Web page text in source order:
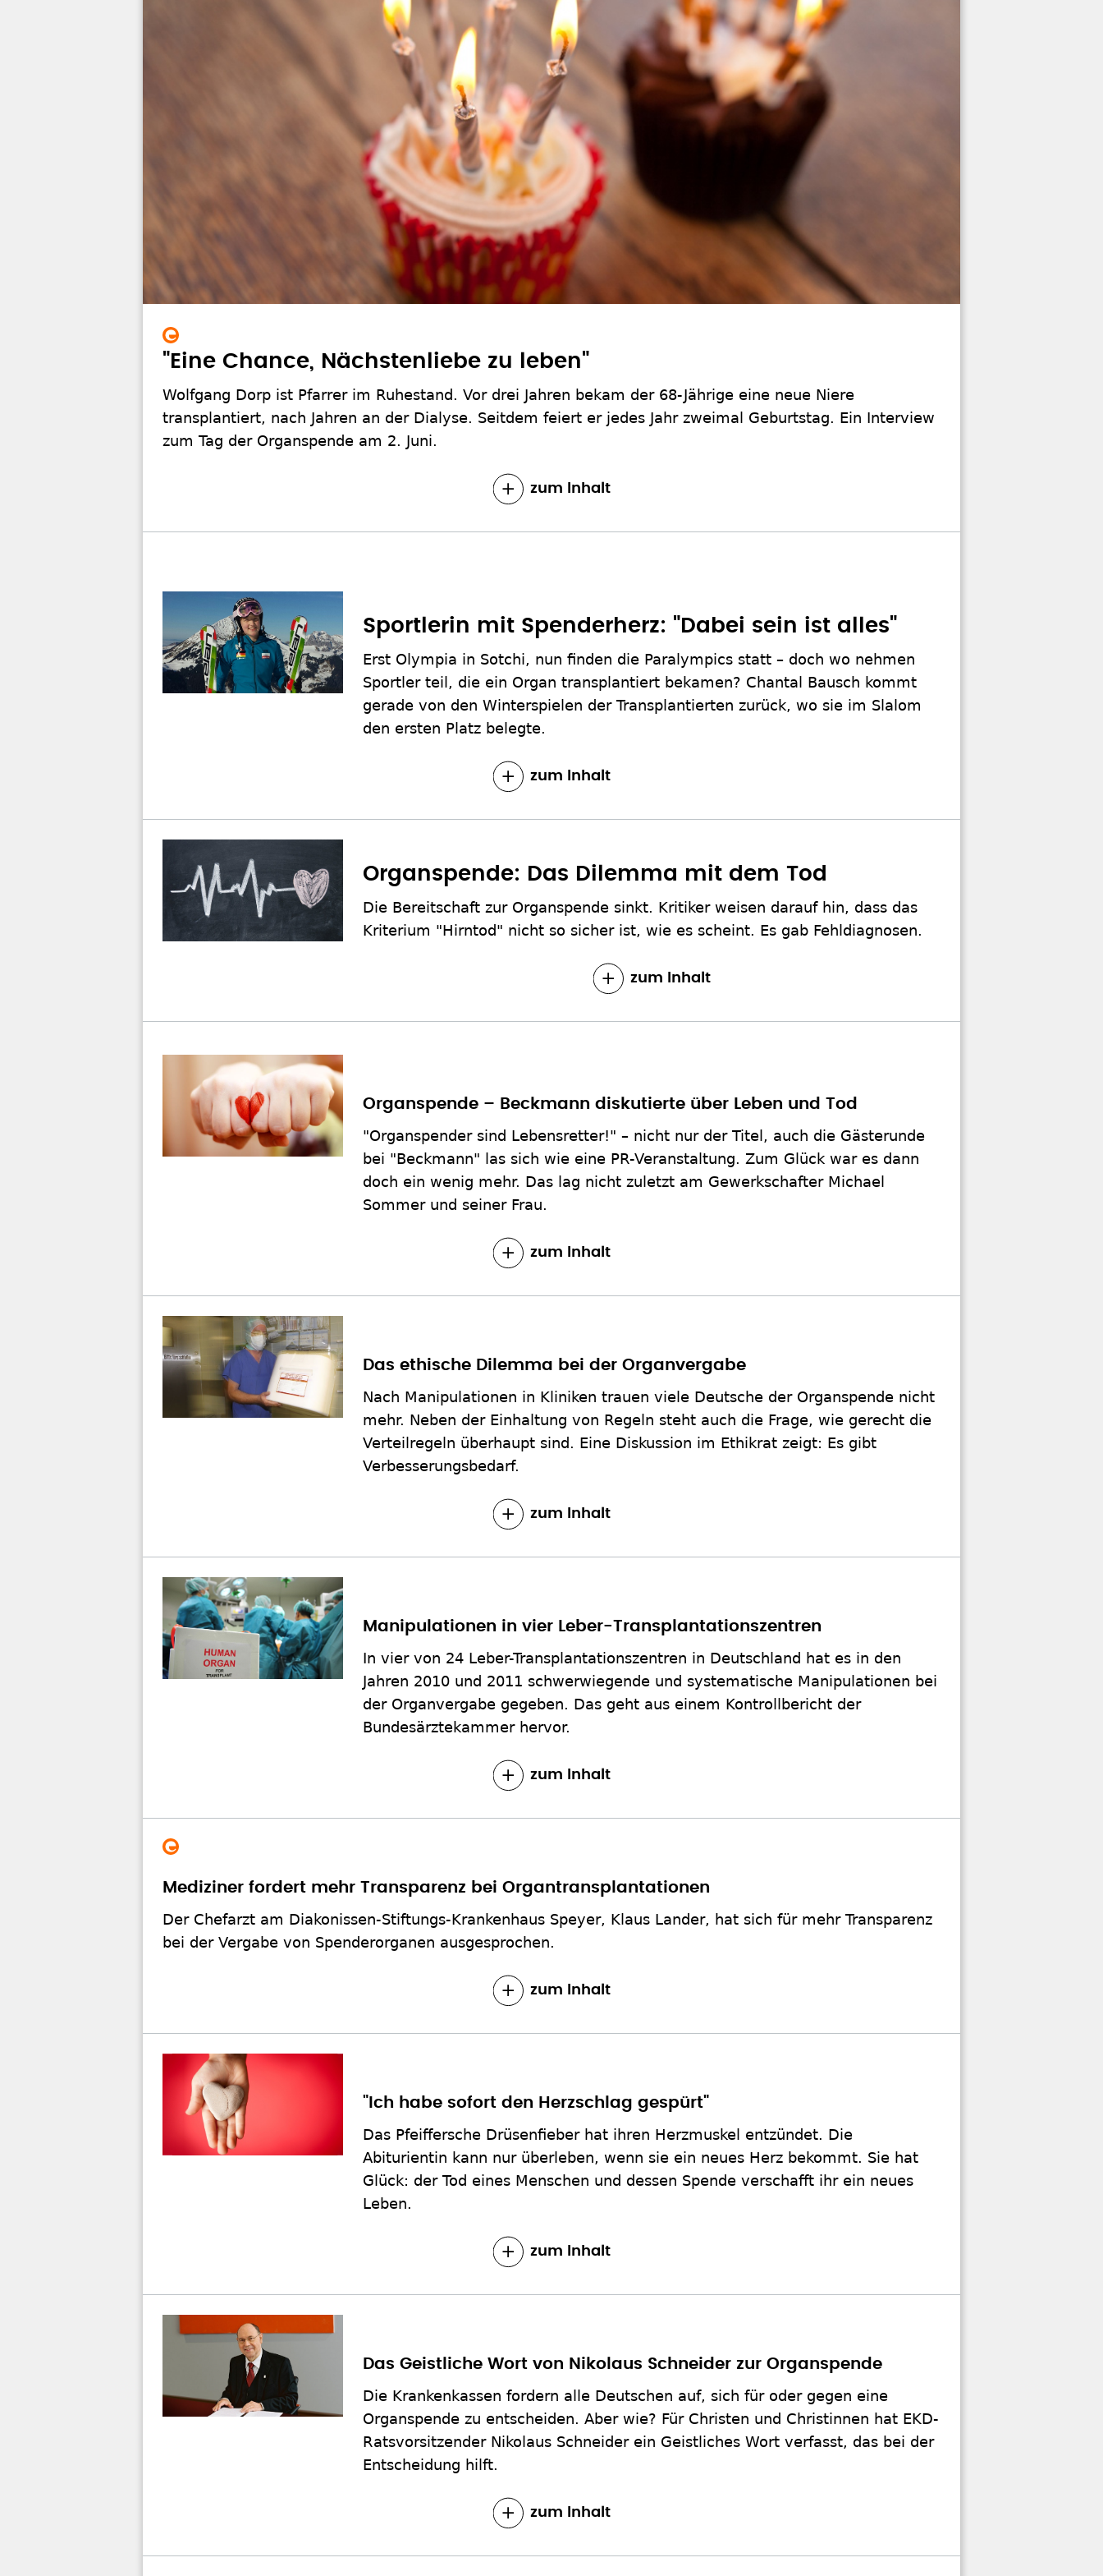
"Eine Chance, Nächstenliebe zu leben"
Wolfgang Dorp ist Pfarrer im Ruhestand. Vor drei Jahren bekam der 68-Jährige eine neue Niere
transplantiert, nach Jahren an der Dialyse. Seitdem feiert er jedes Jahr zweimal Geburtstag. Ein Interview
zum Tag der Organspende am 2. Juni.
zum Inhalt
Sportlerin mit Spenderherz: "Dabei sein ist alles"
Erst Olympia in Sotchi, nun finden die Paralympics statt – doch wo nehmen
Sportler teil, die ein Organ transplantiert bekamen? Chantal Bausch kommt
gerade von den Winterspielen der Transplantierten zurück, wo sie im Slalom
den ersten Platz belegte.
zum Inhalt
Organspende: Das Dilemma mit dem Tod
Die Bereitschaft zur Organspende sinkt. Kritiker weisen darauf hin, dass das
Kriterium "Hirntod" nicht so sicher ist, wie es scheint. Es gab Fehldiagnosen.
zum Inhalt
Organspende – Beckmann diskutierte über Leben und Tod
"Organspender sind Lebensretter!" – nicht nur der Titel, auch die Gästerunde
bei "Beckmann" las sich wie eine PR-Veranstaltung. Zum Glück war es dann
doch ein wenig mehr. Das lag nicht zuletzt am Gewerkschafter Michael
Sommer und seiner Frau.
zum Inhalt
Das ethische Dilemma bei der Organvergabe
Nach Manipulationen in Kliniken trauen viele Deutsche der Organspende nicht
mehr. Neben der Einhaltung von Regeln steht auch die Frage, wie gerecht die
Verteilregeln überhaupt sind. Eine Diskussion im Ethikrat zeigt: Es gibt
Verbesserungsbedarf.
zum Inhalt
Manipulationen in vier Leber-Transplantationszentren
In vier von 24 Leber-Transplantationszentren in Deutschland hat es in den
Jahren 2010 und 2011 schwerwiegende und systematische Manipulationen bei
der Organvergabe gegeben. Das geht aus einem Kontrollbericht der
Bundesärztekammer hervor.
zum Inhalt
Mediziner fordert mehr Transparenz bei Organtransplantationen
Der Chefarzt am Diakonissen-Stiftungs-Krankenhaus Speyer, Klaus Lander, hat sich für mehr Transparenz
bei der Vergabe von Spenderorganen ausgesprochen.
zum Inhalt
"Ich habe sofort den Herzschlag gespürt"
Das Pfeiffersche Drüsenfieber hat ihren Herzmuskel entzündet. Die
Abiturientin kann nur überleben, wenn sie ein neues Herz bekommt. Sie hat
Glück: der Tod eines Menschen und dessen Spende verschafft ihr ein neues
Leben.
zum Inhalt
Das Geistliche Wort von Nikolaus Schneider zur Organspende
Die Krankenkassen fordern alle Deutschen auf, sich für oder gegen eine
Organspende zu entscheiden. Aber wie? Für Christen und Christinnen hat EKD-
Ratsvorsitzender Nikolaus Schneider ein Geistliches Wort verfasst, das bei der
Entscheidung hilft.
zum Inhalt